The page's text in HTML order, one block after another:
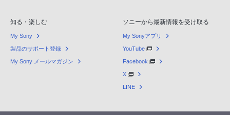
知る・楽しむ
My Sony
製品のサポート登録
My Sony メールマガジン
ソニーから最新情報を受け取る
My Sonyアプリ
YouTube
Facebook
X
LINE